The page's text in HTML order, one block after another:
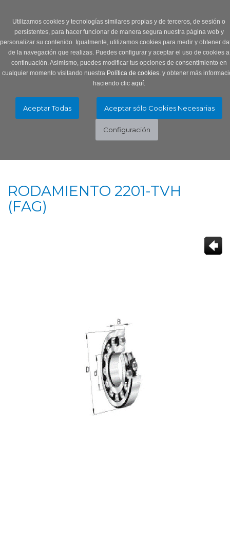
Utilizamos cookies y tecnologías similares propias y de terceros, de sesión o
persistentes, para hacer funcionar de manera segura nuestra página web y
personalizar su contenido. Igualmente, utilizamos cookies para medir y obtener
de la navegación que realizas. Puedes configurar y aceptar el uso de cookies a
continuación. Asimismo, puedes modificar tus opciones de consentimiento en
cualquier momento visitando nuestra Política de cookies.y obtener más
haciendo clic aquí.
RODAMIENTO 2201-TVH
(FAG)